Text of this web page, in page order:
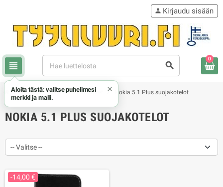
view_headline search
person Kirjaudu sisään
0
chevron_rightNokiachevron_right Nokia 5.1 Plus kuoret chevron_right Nokia 5.1 Plus suojakotelot
NOKIA 5.1 PLUS SUOJAKOTELOT
-- Valitse --
-14,00 €
Aloita tästä: valitse puhelimesi
merkki ja malli.
×